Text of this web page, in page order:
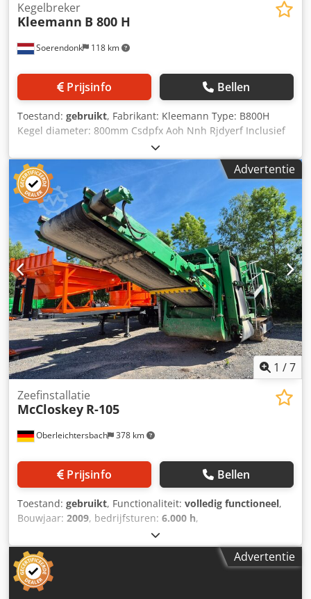
Soerendonk 118 km
Kegelbreker
Kleemann B 800 H
Prijsinfo Bellen
Toestand: gebruikt, Fabrikant: Kleemann Type: B800H
Kegel diameter: 800mm Csdpfx Aoh Nnh Rjdyerf Inclusief
Advertentie
1 /7
Oberleichtersbach 378 km
Zeefinstallatie
McCloskey R-105
Prijsinfo Bellen
Toestand: gebruikt, Functionaliteit: volledig functioneel,
Bouwjaar: 2009, bedrijfsturen: 6.000 h,
66642
6 m³ toevoertrechter met een stalen bandvoedersysteem
CAT C4.4 (3054) met 75 kW Dubbellaags zeefkast: 3.660 x
1.370 mm Toevoercapaciteit: tot 300 t/uur Csdpsznl Hisfx
Adyjrf Transportgewicht: ca. 23.000 kg inclusief diverse
Advertentie